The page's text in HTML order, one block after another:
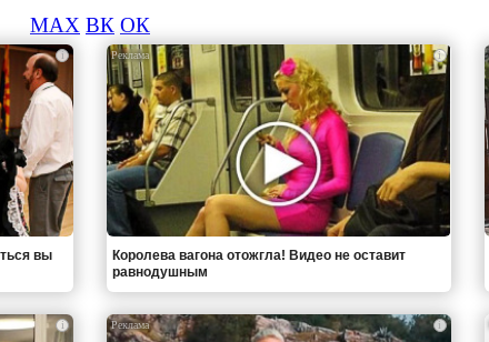
MAX ВК ОК
i
вы
i
Королева вагона отожгла! Видео не оставит
равнодушным
i i